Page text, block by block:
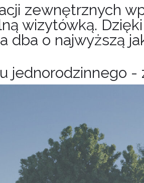
zewnętrznych
wizytówką.
dba o najwyższą
jednorodzinnego -